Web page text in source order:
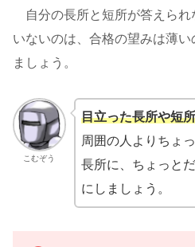
自分の長所と短所が答えられ
いないのは、合格の望みは薄
ましょう。
こむぞう
目立った長所や短
周囲の人よりちょ
長所に、ちょっと
にしましょう。